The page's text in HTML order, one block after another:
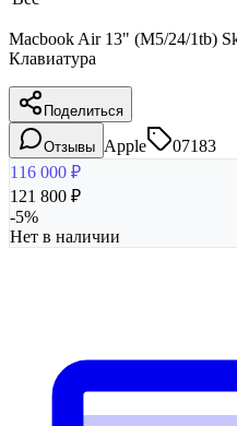
Macbook Air 13" (M5/24/1tb)
Клавиатура
Поделиться
Отзывы Apple
07183
116 000 ₽
121 800 ₽
-5%
Нет в наличии